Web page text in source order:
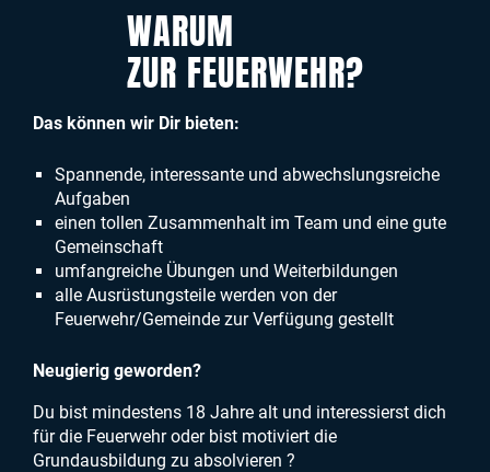
WARUM
ZUR FEUERWEHR?
Das können wir Dir bieten:
Spannende, interessante und abwechslungsreiche
Aufgaben
einen tollen Zusammenhalt im Team und eine gute
Gemeinschaft
umfangreiche Übungen und Weiterbildungen
alle Ausrüstungsteile werden von der
Feuerwehr/Gemeinde zur Verfügung gestellt
Neugierig geworden?
Du bist mindestens 18 Jahre alt und interessierst dich
für die Feuerwehr oder bist motiviert die
Grundausbildung zu absolvieren ?